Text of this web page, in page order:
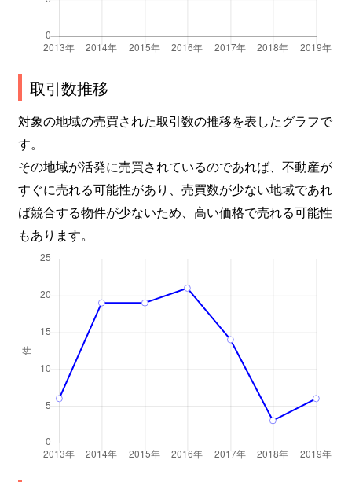
取引数推移
対象の地域の売買された取引数の推移を表したグラフで
す。
その地域が活発に売買されているのであれば、不動産が
すぐに売れる可能性があり、売買数が少ない地域であれ
ば競合する物件が少ないため、高い価格で売れる可能性
もあります。